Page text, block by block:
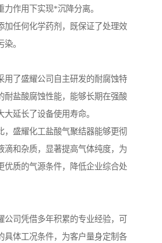
作用下实现*沉降分离。
加任何化学药剂，既保证了处理效
。
用了盛耀公司自主研发的耐腐蚀特
耐盐酸腐蚀性能，能够长期在强酸
延长了设备使用寿命。
，盛耀化工盐酸气聚结器能够更彻
滴和杂质，显著提高气体纯度，为
优质的气源条件，降低企业综合处
公司凭借多年积累的专业经验，可
具体工况条件，为客户量身定制各